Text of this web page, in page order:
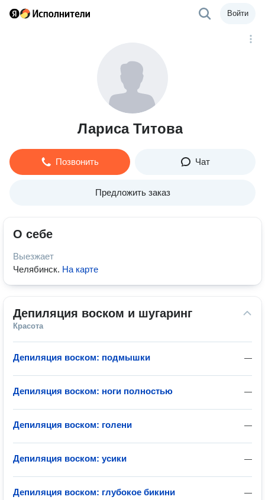
Войти
Лариса Титова
Позвонить Чат
Предложить заказ
О себе
Выезжает
Челябинск. На карте
Депиляция воском и шугаринг
Красота
—
Депиляция воском: подмышки
—
Депиляция воском: ноги полностью
—
Депиляция воском: голени
—
Депиляция воском: усики
—
Депиляция воском: глубокое бикини